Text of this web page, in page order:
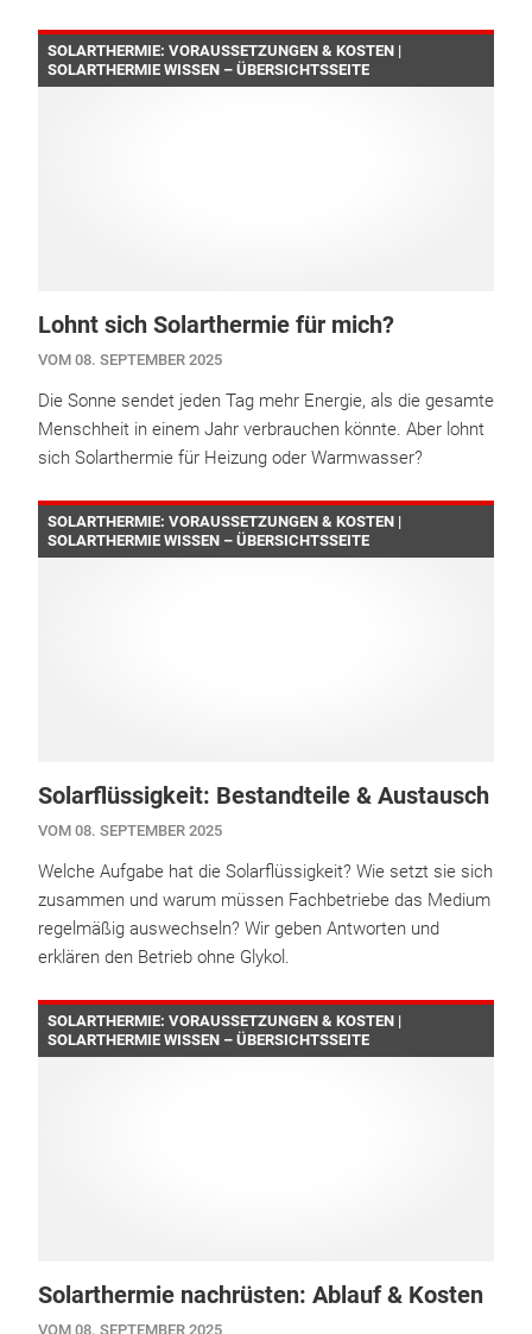
SOLARTHERMIE: VORAUSSETZUNGEN & KOSTEN |
SOLARTHERMIE WISSEN – ÜBERSICHTSSEITE
Lohnt sich Solarthermie für mich?
VOM 08. SEPTEMBER 2025
Die Sonne sendet jeden Tag mehr Energie, als die gesamte
Menschheit in einem Jahr verbrauchen könnte. Aber lohnt
sich Solarthermie für Heizung oder Warmwasser?
SOLARTHERMIE: VORAUSSETZUNGEN & KOSTEN |
SOLARTHERMIE WISSEN – ÜBERSICHTSSEITE
Solarflüssigkeit: Bestandteile & Austausch
VOM 08. SEPTEMBER 2025
Welche Aufgabe hat die Solarflüssigkeit? Wie setzt sie sich
zusammen und warum müssen Fachbetriebe das Medium
regelmäßig auswechseln? Wir geben Antworten und
erklären den Betrieb ohne Glykol.
SOLARTHERMIE: VORAUSSETZUNGEN & KOSTEN |
SOLARTHERMIE WISSEN – ÜBERSICHTSSEITE
Solarthermie nachrüsten: Ablauf & Kosten
VOM 08. SEPTEMBER 2025